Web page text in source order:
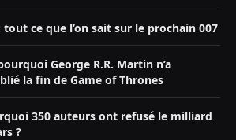
tout ce que l’on sait sur le prochain 007
George R.R. Martin n’a
la fin de Game of Thrones
350 auteurs ont refusé le milliard
?